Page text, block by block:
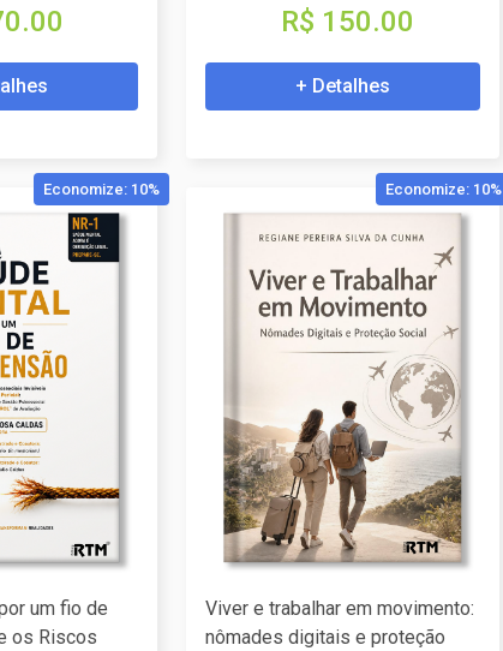
R$ 150.00
+ Detalhes
Economize: 10%
um fio de
os Riscos
Economize: 10%
Viver e trabalhar em movimento:
nômades digitais e proteção